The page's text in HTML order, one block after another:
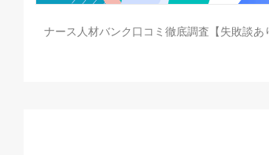
ナース人材バンク口コミ徹底調査【失敗談あ